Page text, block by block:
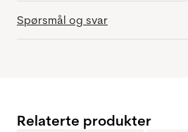
Spørsmål og svar
Relaterte produkter